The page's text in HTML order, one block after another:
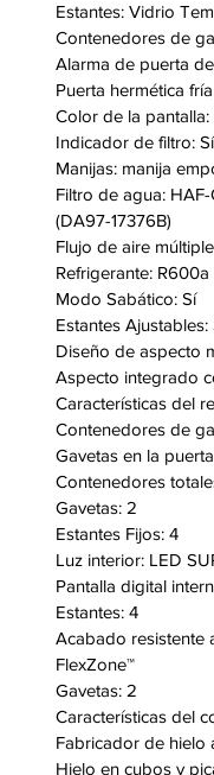
Estantes: Vidrio
Contenedores de
Alarma de puerta
Puerta hermética
Color de la pantalla:
Indicador de filtro: Sí
Manijas: manija
Filtro de agua:
(DA97-17376B)
Flujo de aire
Refrigerante: R600a
Modo Sabático: Sí
Estantes Ajustables:
Diseño de aspecto
Aspecto integrado
Características del
Contenedores de
Gavetas en la
Contenedores
Gavetas: 2
Estantes Fijos: 4
Luz interior: LED
Pantalla digital
Estantes: 4
Acabado resistente
FlexZone™
Gavetas: 2
Características del
Fabricador de hielo
Hielo en cubos y